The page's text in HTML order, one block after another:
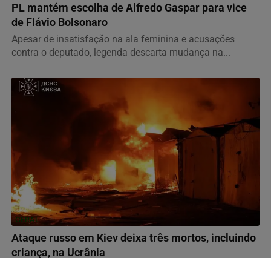
PL mantém escolha de Alfredo Gaspar para vice
de Flávio Bolsonaro
Apesar de insatisfação na ala feminina e acusações
contra o deputado, legenda descarta mudança na...
GERAL
Ataque russo em Kiev deixa três mortos, incluindo
criança, na Ucrânia